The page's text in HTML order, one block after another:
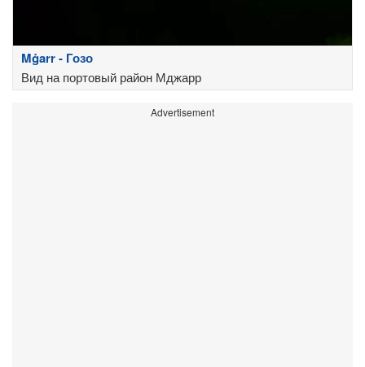
Mġarr - Гозо
Вид на портовый район Мджарр
Advertisement